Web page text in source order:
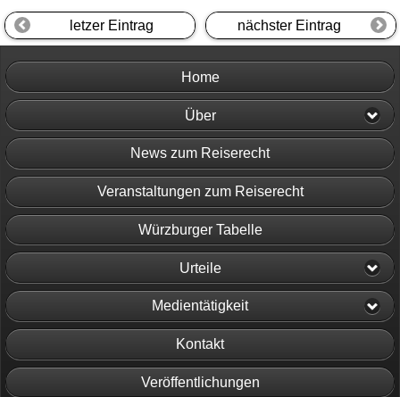
letzer Eintrag nächster Eintrag
Home
Über
News zum Reiserecht
Veranstaltungen zum Reiserecht
Würzburger Tabelle
Urteile
Medientätigkeit
Kontakt
Veröffentlichungen